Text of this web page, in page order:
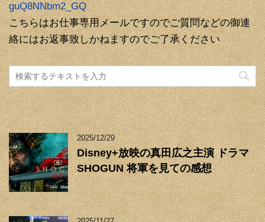
guQ8NNbm2_GQ
こちらはお仕事専用メールですのでご質問などの御連
絡にはお返事致しかねますのでご了承ください
2025/12/29
Disney+放映の真田広之主演 ドラマ
SHOGUN 将軍を見ての感想